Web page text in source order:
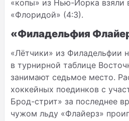
«копы» из Нью-Йорка взяли
«Флоридой» (4:3).
«Филадельфия
«Лётчики» из Филадельфии
в турнирной таблице
занимают седьмое место.
хоккейных поединков с
Брод-стрит» за последнее
чужом льду «Флайерз»